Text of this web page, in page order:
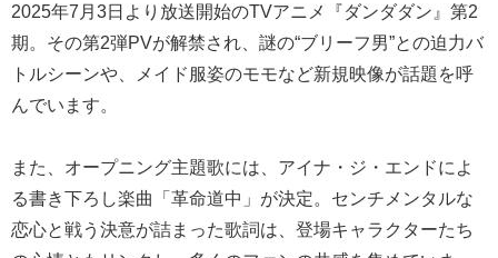
2025年7月3日より放送開始のTVアニメ『ダンダダン』第2
期。その第2弾PVが解禁され、謎の“ブリーフ男”との迫力バ
トルシーンや、メイド服姿のモモなど新規映像が話題を呼
んでいます。
また、オープニング主題歌には、アイナ・ジ・エンドによ
る書き下ろし楽曲「革命道中」が決定。センチメンタルな
恋心と戦う決意が詰まった歌詞は、登場キャラクターたち